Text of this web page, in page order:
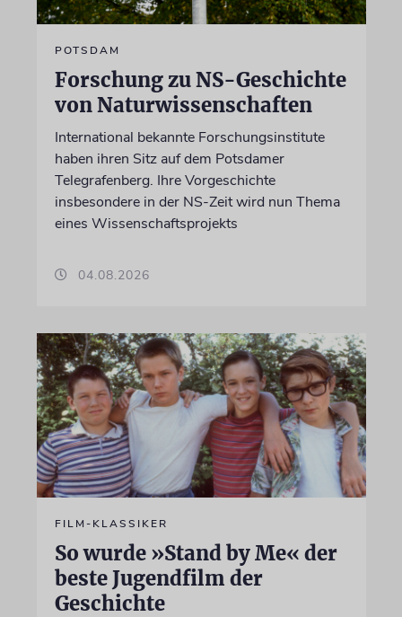
POTSDAM
Forschung zu NS-Geschichte
von Naturwissenschaften
International bekannte Forschungsinstitute
haben ihren Sitz auf dem Potsdamer
Telegrafenberg. Ihre Vorgeschichte
insbesondere in der NS-Zeit wird nun Thema
eines Wissenschaftsprojekts
04.08.2026
FILM-KLASSIKER
So wurde »Stand by Me« der
beste Jugendfilm der
Geschichte